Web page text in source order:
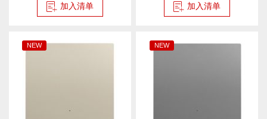
加入清单 加入清单
NEW NEW